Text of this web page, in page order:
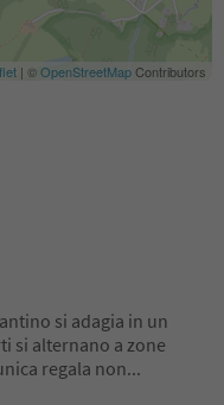
| ©OpenStreetMapContributors
si adagia in un
si alternano a zone
regala non...